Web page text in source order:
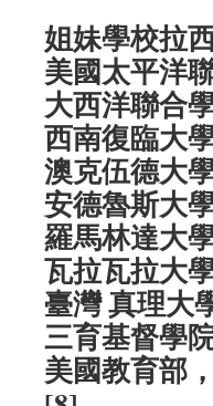
姐妹學校拉
美國太平洋
大西洋聯合
西南復臨大
澳克伍德大
安德魯斯大
羅馬林達大
瓦拉瓦拉大
臺灣 真理大
三育基督學
美國教育部